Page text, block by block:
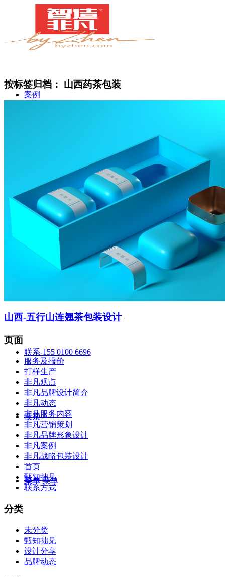
案例
甄知灼见
联系-155 0100 6696
搜索
菜单 菜单
按标签归档： 山西药茶包装
山西-五行山连翘茶包装设计
页面
服务及报价
打样生产
非凡观点
非凡品牌设计简介
非凡动态
非凡服务内容
非凡营销策划
非凡品牌形象设计
非凡案例
非凡战略包装设计
首页
甄知拙见
联系方式
分类
未分类
甄知拙见
设计分享
品牌动态